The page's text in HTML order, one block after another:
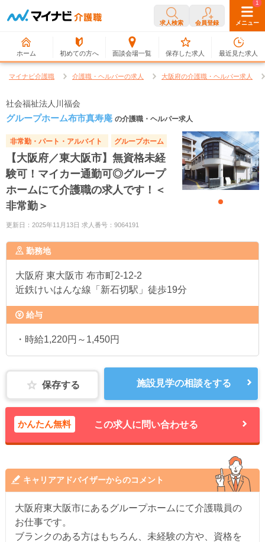
求人検索 会員登録 メニュー
ホーム 初めての方へ 面談会場一覧
0
保存した求人
1
最近見た求人
マイナビ介護職 介護職・ヘルパーの求人 大阪府の介護職・ヘルパー求人
社会福祉法人川福会
グループホーム布市真寿庵 の介護職・ヘルパー求人
非常勤・パート・アルバイト グループホーム
【大阪府／東大阪市】無資格未経
験可！マイカー通勤可◎グループ
ホームにて介護職の求人です！＜
非常勤＞
更新日：2025年11月13日 求人番号：9064191
勤務地
大阪府 東大阪市 布市町2-12-2
近鉄けいはんな線「新石切駅」徒歩19分
給与
・時給1,220円～1,450円
保存する 施設見学の相談をする
かんたん無料 この求人に問い合わせる
キャリアアドバイザーからのコメント
大阪府東大阪市にあるグループホームにて介護職員の
お仕事です。
ブランクのある方はもちろん、未経験の方や、資格を